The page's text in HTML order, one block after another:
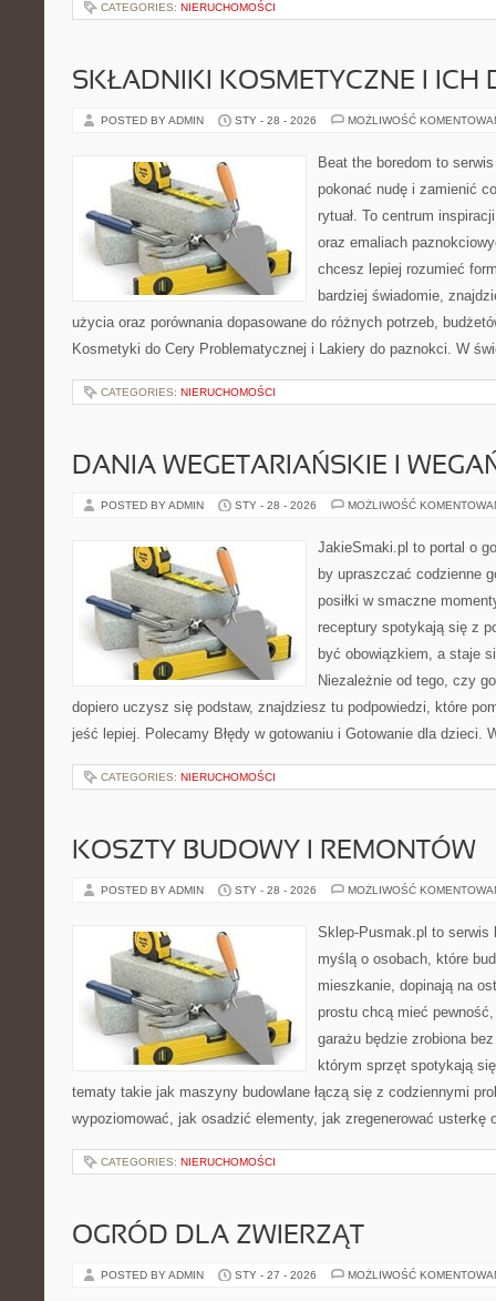
CATEGORIES: NIERUCHOMOŚCI
SKŁADNIKI KOSMETYCZNE I ICH
POSTED BY ADMIN STY - 28 - 2026 MOŻLIWOŚĆ
Beat the boredom to
pokonać nudę i zamienić
rytuał. To centrum
oraz emaliach
chcesz lepiej rozumieć
bardziej świadomie,
użycia oraz porównania dopasowane do różnych potrzeb,
Kosmetyki do Cery Problematycznej i Lakiery do paznokci. W
CATEGORIES: NIERUCHOMOŚCI
DANIA WEGETARIAŃSKIE I
POSTED BY ADMIN STY - 28 - 2026 MOŻLIWOŚĆ
JakieSmaki.pl to portal o
by upraszczać codzienne
posiłki w smaczne
receptury spotykają się z
być obowiązkiem, a staje
Niezależnie od tego, czy
dopiero uczysz się podstaw, znajdziesz tu podpowiedzi, które
jeść lepiej. Polecamy Błędy w gotowaniu i Gotowanie dla
CATEGORIES: NIERUCHOMOŚCI
KOSZTY BUDOWY I REMONTÓW
POSTED BY ADMIN STY - 28 - 2026 MOŻLIWOŚĆ
Sklep-Pusmak.pl to serwis
myślą o osobach, które
mieszkanie, dopinają na
prostu chcą mieć
garażu będzie zrobiona
którym sprzęt spotykają
tematy takie jak maszyny budowlane łączą się z codziennymi
wypoziomować, jak osadzić elementy, jak zregenerować usterkę
CATEGORIES: NIERUCHOMOŚCI
OGRÓD DLA ZWIERZĄT
POSTED BY ADMIN STY - 27 - 2026 MOŻLIWOŚĆ